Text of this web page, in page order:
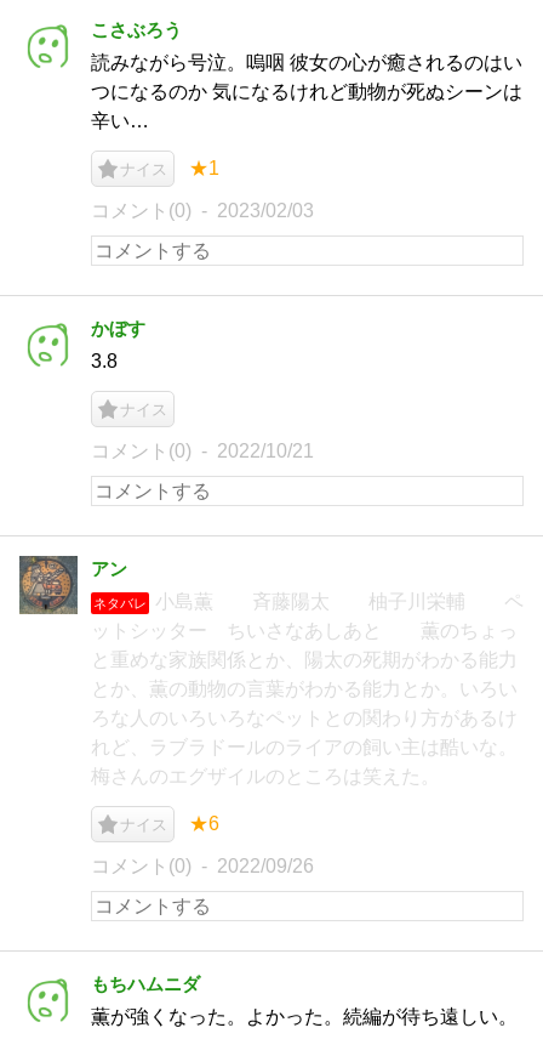
こさぶろう
読みながら号泣。嗚咽 彼女の心が癒されるのはい
つになるのか 気になるけれど動物が死ぬシーンは
辛い…
ナイス ★1
コメント(0) 2023/02/03
かぼす
3.8
ナイス
コメント(0) 2022/10/21
アン
ネタバレ
小島薫 斉藤陽太 柚子川栄輔 ペ
ットシッター ちいさなあしあと 薫のちょっ
と重めな家族関係とか、陽太の死期がわかる能力
とか、薫の動物の言葉がわかる能力とか。いろい
ろな人のいろいろなペットとの関わり方があるけ
れど、ラブラドールのライアの飼い主は酷いな。
梅さんのエグザイルのところは笑えた。
ナイス ★6
コメント(0) 2022/09/26
もちハムニダ
薫が強くなった。よかった。続編が待ち遠しい。